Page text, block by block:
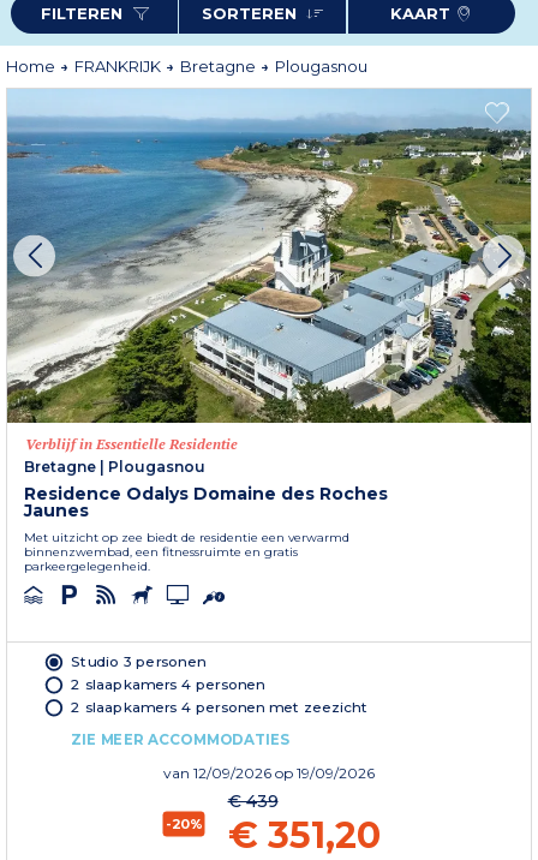
FILTEREN SORTEREN KAART
Home FRANKRIJK Bretagne Plougasnou
Verblijf in Essentielle Residentie
Bretagne
Plougasnou
Residence Odalys Domaine des Roches
Jaunes
Met uitzicht op zee biedt de residentie een verwarmd
binnenzwembad, een fitnessruimte en gratis
parkeergelegenheid.
Studio 3 personen
2 slaapkamers 4 personen
2 slaapkamers 4 personen met zeezicht
ZIE MEER ACCOMMODATIES
van 12/09/2026 op 19/09/2026
-20%
€ 439
€ 351,20